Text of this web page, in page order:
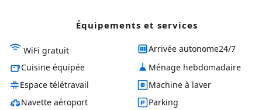
Équipements et services
WiFi gratuit
Arrivée autonome24/7
Cuisine équipée
Ménage hebdomadaire
Espace télétravail
Machine à laver
Navette aéroport
Parking